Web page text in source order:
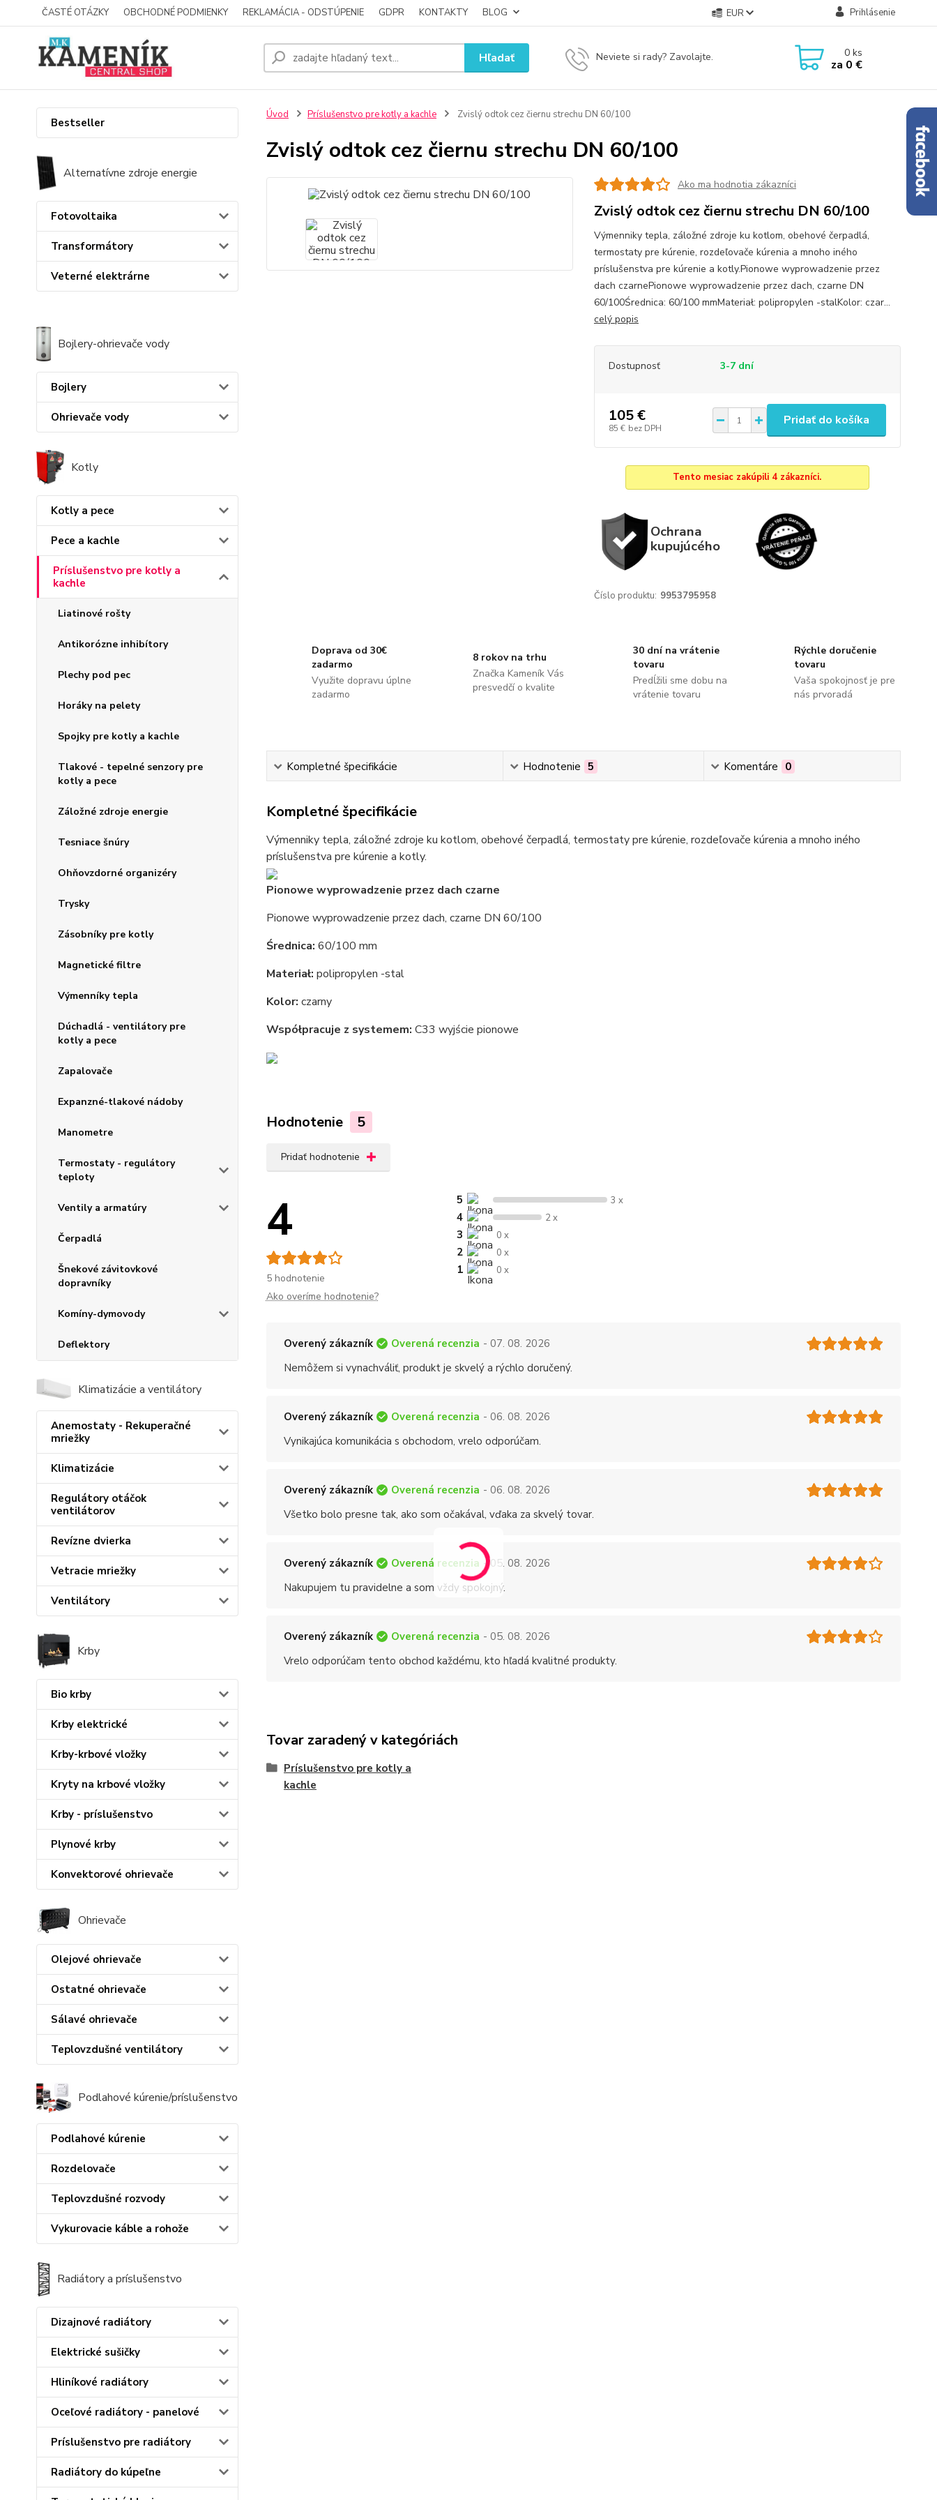
ČASTÉ OTÁZKY OBCHODNÉ PODMIENKY REKLAMÁCIA - ODSTÚPENIE GDPR KONTAKTY BLOG EUR Prihlásenie
Hľadať Neviete si rady? Zavolajte. 0ks
za 0 €
Bestseller
Alternatívne zdroje energie
Fotovoltaika
Transformátory
Veterné elektrárne
Bojlery-ohrievače vody
Bojlery
Ohrievače vody
Kotly
Kotly a pece
Pece a kachle
Príslušenstvo pre kotly a
kachle
Liatinové rošty
Antikorózne inhibítory
Plechy pod pec
Horáky na pelety
Spojky pre kotly a kachle
Tlakové - tepelné senzory pre
kotly a pece
Záložné zdroje energie
Tesniace šnúry
Ohňovzdorné organizéry
Trysky
Zásobníky pre kotly
Magnetické filtre
Výmenníky tepla
Dúchadlá - ventilátory pre
kotly a pece
Zapalovače
Expanzné-tlakové nádoby
Manometre
Termostaty - regulátory
teploty
Ventily a armatúry
Čerpadlá
Šnekové závitovkové
dopravníky
Komíny-dymovody
Deflektory
Klimatizácie a ventilátory
Anemostaty - Rekuperačné
mriežky
Klimatizácie
Regulátory otáčok
ventilátorov
Revízne dvierka
Vetracie mriežky
Ventilátory
Krby
Bio krby
Krby elektrické
Krby-krbové vložky
Kryty na krbové vložky
Krby - príslušenstvo
Plynové krby
Konvektorové ohrievače
Ohrievače
Olejové ohrievače
Ostatné ohrievače
Sálavé ohrievače
Teplovzdušné ventilátory
Podlahové kúrenie/príslušenstvo
Podlahové kúrenie
Rozdelovače
Teplovzdušné rozvody
Vykurovacie káble a rohože
Radiátory a príslušenstvo
Dizajnové radiátory
Elektrické sušičky
Hliníkové radiátory
Oceľové radiátory - panelové
Príslušenstvo pre radiátory
Radiátory do kúpeľne
Úvod Príslušenstvo pre kotly a kachle Zvislý odtok cez čiernu strechu DN 60/100
Zvislý odtok cez čiernu strechu DN 60/100
Ako ma hodnotia zákazníci
Zvislý odtok cez čiernu strechu DN 60/100
Výmenniky tepla, záložné zdroje ku kotlom, obehové čerpadlá,
termostaty pre kúrenie, rozdeľovače kúrenia a mnoho iného
príslušenstva pre kúrenie a kotly.Pionowe wyprowadzenie przez
dach czarnePionowe wyprowadzenie przez dach, czarne DN
60/100Średnica: 60/100 mmMateriał: polipropylen -stalKolor: czar...
celý popis
Dostupnosť 3-7 dní
105 €
85 € bez DPH
Pridať do košíka
Tento mesiac zakúpili 4 zákazníci.
Ochrana
kupujúcého
Číslo produktu: 9953795958
Doprava od 30€
zadarmo
Využite dopravu úplne
zadarmo
8 rokov na trhu
Značka Kameník Vás
presvedčí o kvalite
30 dní na vrátenie
tovaru
Predĺžili sme dobu na
vrátenie tovaru
Rýchle doručenie
tovaru
Vaša spokojnosť je pre
nás prvoradá
Kompletné špecifikácie Hodnotenie 5 Komentáre 0
Kompletné špecifikácie
Výmenniky tepla, záložné zdroje ku kotlom, obehové čerpadlá, termostaty pre kúrenie, rozdeľovače kúrenia a mnoho iného
príslušenstva pre kúrenie a kotly.
Pionowe wyprowadzenie przez dach czarne
Pionowe wyprowadzenie przez dach, czarne DN 60/100
Średnica: 60/100 mm
Materiał: polipropylen -stal
Kolor: czarny
Współpracuje z systemem: C33 wyjście pionowe
Hodnotenie 5
Pridať hodnotenie
4
5 hodnotenie
5 3 x
4 2 x
3 0 x
2 0 x
1 0 x
Ako overíme hodnotenie?
Overený zákazník Overená recenzia - 07. 08. 2026
Nemôžem si vynachváliť, produkt je skvelý a rýchlo doručený.
Overený zákazník Overená recenzia - 06. 08. 2026
Vynikajúca komunikácia s obchodom, vrelo odporúčam.
Overený zákazník Overená recenzia - 06. 08. 2026
Všetko bolo presne tak, ako som očakával, vďaka za skvelý tovar.
Overený zákazník Overená recenzia - 05. 08. 2026
Nakupujem tu pravidelne a som vždy spokojný.
Overený zákazník Overená recenzia - 05. 08. 2026
Vrelo odporúčam tento obchod každému, kto hľadá kvalitné produkty.
Tovar zaradený v kategóriách
Príslušenstvo pre kotly a
kachle